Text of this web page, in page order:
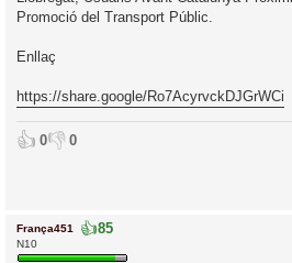
Promoció del Transport Públic.
Enllaç
https://share.google/Ro7AcyrvckDJGrWCi
👍 0👎 0
França451 👍85
N10